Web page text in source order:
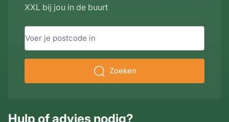
Hulp of advies nodig?
XXL bij jou in de buurt
Zoeken